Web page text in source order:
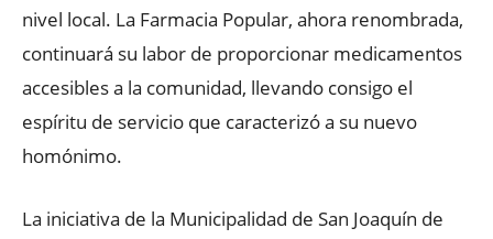
nivel local. La Farmacia Popular, ahora renombrada,
continuará su labor de proporcionar medicamentos
accesibles a la comunidad, llevando consigo el
espíritu de servicio que caracterizó a su nuevo
homónimo.
La iniciativa de la Municipalidad de San Joaquín de